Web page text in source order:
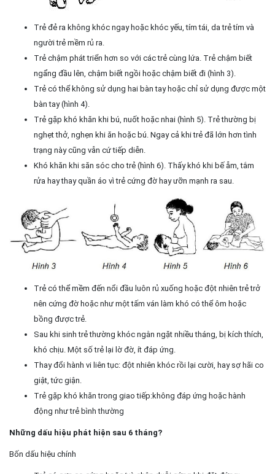
Trẻ đẻ ra không khóc ngay hoặc khóc yếu, tím tái, da trẻ tím và
người trẻ mềm rủ ra.
Trẻ chậm phát triển hơn so với các trẻ cùng lứa. Trẻ chậm biết
ngẩng đầu lên, chậm biết ngồi hoặc chậm biết đi (hình 3).
Trẻ có thể không sử dụng hai bàn tay hoặc chỉ sử dụng được một
bàn tay (hình 4).
Trẻ gặp khó khăn khi bú, nuốt hoặc nhai (hình 5). Trẻ thường bị
nghẹt thở, nghẹn khi ăn hoặc bú. Ngay cả khi trẻ đã lớn hơn tình
trạng này cũng vẫn cứ tiếp diễn.
Khó khăn khi săn sóc cho trẻ (hình 6). Thấy khó khi bế ẵm, tắm
rửa hay thay quần áo vì trẻ cứng đờ hay ưỡn mạnh ra sau.
Trẻ có thể mềm đến nổi đầu luôn rủ xuống hoặc đột nhiên trẻ trở
nên cứng đờ hoặc như một tấm ván làm khó có thể ôm hoặc
bồng được trẻ.
Sau khi sinh trẻ thường khóc ngằn ngặt nhiều tháng, bị kích thích,
khó chịu. Một số trẻ lại lờ đờ, ít đáp ứng.
Thay đổi hành vi liên tục: đột nhiên khóc rồi lại cười, hay sợ hãi co
giật, tức giận.
Trẻ gặp khó khăn trong giao tiếp:không đáp ứng hoặc hành
động như trẻ bình thường
Những dấu hiệu phát hiện sau 6 tháng?
Bốn dấu hiệu chính